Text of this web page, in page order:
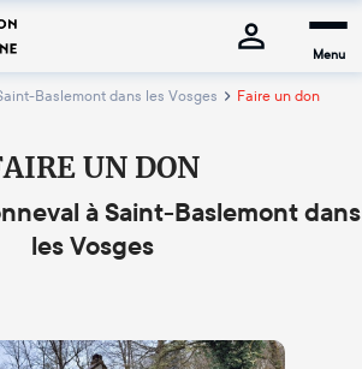
Menu
Baslemont dans les Vosges Faire un don
UN DON
à Saint-Baslemont dans
les Vosges